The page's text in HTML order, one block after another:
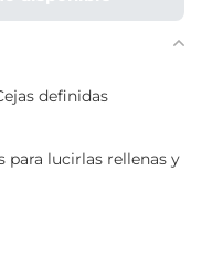
definidas
para lucirlas rellenas y